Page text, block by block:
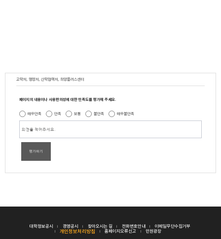
교학처, 행정처, 산학협력처, 희망플러스센터
페이지의 내용이나 사용편의성에 대한 만족도를 평가해 주세요.
매우만족 만족 보통 불만족 매우불만족
평가하기
대학정보공시 경영공시 찾아오시는 길 전화번호안내 이메일무단수집거부
개인정보처리방침 홈페이지오류신고 민원광장